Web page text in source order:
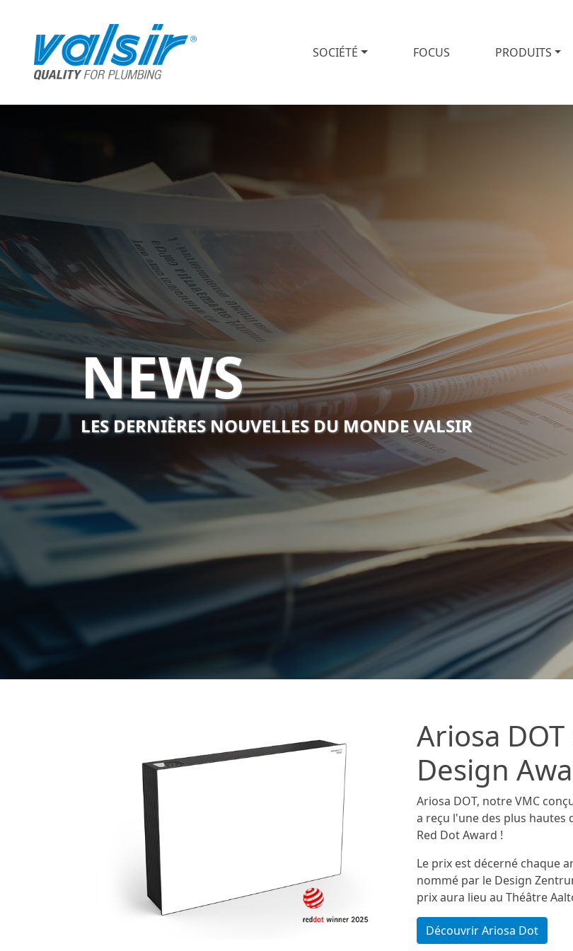
SOCIÉTÉ FOCUS PRODUITS
NEWS
LES DERNIÈRES NOUVELLES DU MONDE VALSIR
Ariosa
Design
Ariosa DOT, notre VMC
a reçu l'une des plus hautes
Red Dot Award !
Le prix est décerné chaque
nommé par le Design
prix aura lieu au Théâtre
Découvrir Ariosa Dot